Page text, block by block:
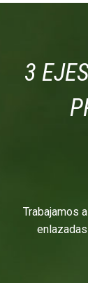
3
Trabajamos